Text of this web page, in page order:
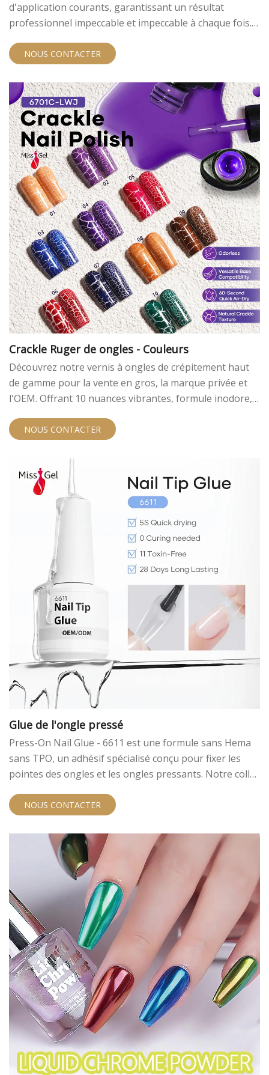
d'application courants, garantissant un résultat
professionnel impeccable et impeccable à chaque fois.
secondes, il est prêt pour la poudre. Même avec du
parfaite pour l'application, l'élimination des erreurs et
le temps d'économie.
NOUS CONTACTER
Crackle Ruger de ongles - Couleurs
Découvrez notre vernis à ongles de crépitement haut
de gamme pour la vente en gros, la marque privée et
l'OEM. Offrant 10 nuances vibrantes, formule inodore,
universelle. Créocarez-vous avec nous pour des
haute qualité.
NOUS CONTACTER
Glue de l'ongle pressé
Press-On Nail Glue - 6611 est une formule sans Hema
sans TPO, un adhésif spécialisé conçu pour fixer les
pointes des ongles et les ongles pressants. Notre colle
lien solide et durable qui maintient vos ongles artificiels
pour les techniciens de l'ongle professionnel et les
amateurs à domicile à la recherche de résultats de
qualité salon.
NOUS CONTACTER